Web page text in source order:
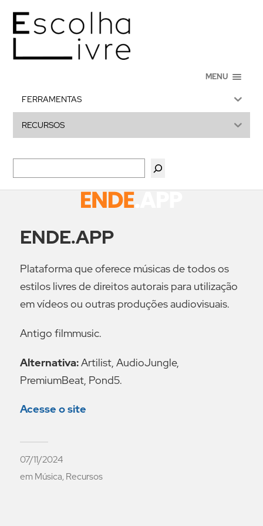
MENU
FERRAMENTAS
RECURSOS
ENDE.APP
Plataforma que oferece músicas de todos os
estilos livres de direitos autorais para utilização
em vídeos ou outras produções audiovisuais.
Antigo filmmusic.
Alternativa:Artilist, AudioJungle,
PremiumBeat, Pond5.
Acesse o site
07/11/2024
emMúsica, Recursos